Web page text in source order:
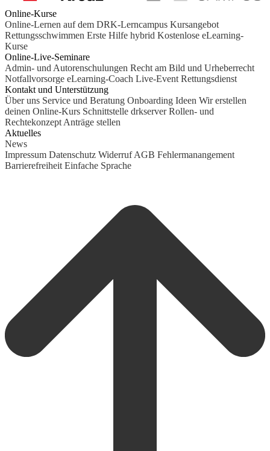
Online-Kurse
Online-Lernen auf dem DRK-Lerncampus Kursangebot
Rettungsschwimmen Erste Hilfe hybrid Kostenlose eLearning-
Kurse
Online-Live-Seminare
Admin- und Autorenschulungen Recht am Bild und Urheberrecht
Notfallvorsorge eLearning-Coach Live-Event Rettungsdienst
Kontakt und Unterstützung
Über uns Service und Beratung Onboarding Ideen Wir erstellen
deinen Online-Kurs Schnittstelle drkserver Rollen- und
Rechtekonzept Anträge stellen
Aktuelles
News
Impressum Datenschutz Widerruf AGB Fehlermanangement
Barrierefreiheit Einfache Sprache